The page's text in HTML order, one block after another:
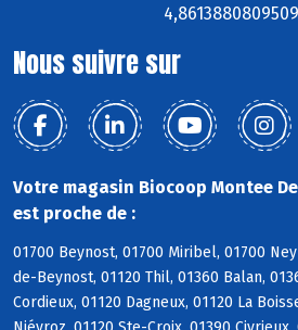
Nous suivre sur
Votre magasin Biocoop Montee
est proche de :
01700 Beynost, 01700 Miribel, 01700
de-Beynost, 01120 Thil, 01360 Balan,
Cordieux, 01120 Dagneux, 01120 La